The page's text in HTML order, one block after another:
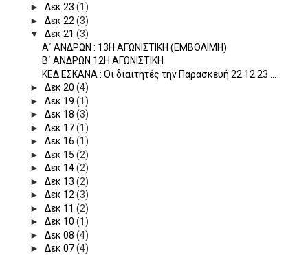
► Δεκ 23 (1)
► Δεκ 22 (3)
▼ Δεκ 21 (3)
Α΄ ΑΝΔΡΩΝ : 13Η ΑΓΩΝΙΣΤΙΚΗ (ΕΜΒΟΛΙΜΗ)
Β΄ ΑΝΔΡΩΝ 12Η ΑΓΩΝΙΣΤΙΚΗ
ΚΕΔ ΕΣΚΑΝΑ : Οι διαιτητές την Παρασκευή 22.12.23 ...
► Δεκ 20 (4)
► Δεκ 19 (1)
► Δεκ 18 (3)
► Δεκ 17(1)
► Δεκ 16 (1)
► Δεκ 15 (2)
► Δεκ 14(2)
► Δεκ 13 (2)
► Δεκ 12(3)
► Δεκ 11 (2)
► Δεκ 10 (1)
► Δεκ 08 (4)
► Δεκ 07(4)